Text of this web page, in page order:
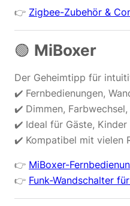
👉 Zigbee-Zubehör &
🟢 MiBoxer
Der Geheimtipp für
✔️ Fernbedienungen,
✔️ Dimmen,
✔️ Ideal für Gäste,
✔️ Kompatibel mit vielen
👉 MiBoxer-
👉 Funk-Wandschalter